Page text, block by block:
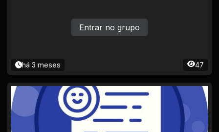
há 3 meses 47
Entrar no grupo